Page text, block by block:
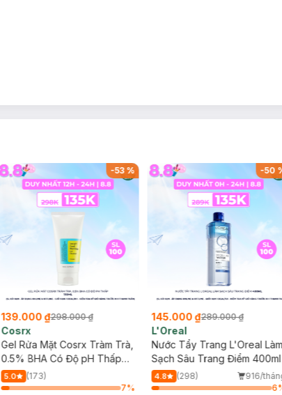
-53%
139.000 ₫298.000 ₫
Cosrx
Gel Rửa Mặt Cosrx Tràm Trà,
0.5% BHA Có Độ pH Thấp
150ml
5.0
(173)
7%
-50
145.000 ₫289.000 ₫
L'Oreal
Nước Tẩy Trang L'Oreal Làm
Sạch Sâu Trang Điểm 400ml
4.8 (298)
916/
6